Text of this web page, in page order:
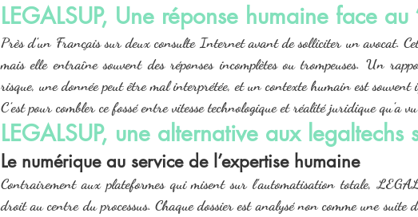
LEGALSUP, Une réponse humaine face au
Près d’un Français sur deux consulte Internet avant de solliciter un avocat.
mais elle entraîne souvent des réponses incomplètes ou trompeuses. Un
risque, une donnée peut être mal interprétée, et un contexte humain est souvent
C’est pour combler ce fossé entre vitesse technologique et réalité juridique qu’a
LEGALSUP, une alternative aux legaltechs
Le numérique au service de l’expertise humaine
Contrairement aux plateformes qui misent sur l’automatisation totale,
droit au centre du processus. Chaque dossier est analysé non comme une suite